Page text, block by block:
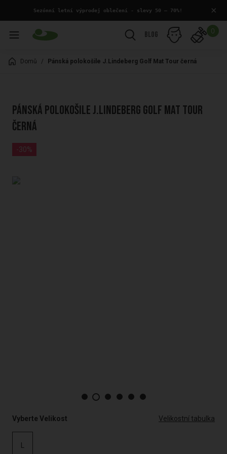
Sezónní letní výprodej oblečení - slevy 50 – 70%! ×
Blog 0
Domů / Pánská polokošile J.Lindeberg Golf Mat Tour černá
Pánská polokošile J.Lindeberg Golf Mat Tour
černá
-30%
Vyberte Velikost Velikostní tabulka
L